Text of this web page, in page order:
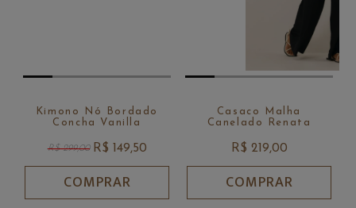
Kimono Nó Bordado
Concha Vanilla
R$ 299,00 R$ 149,50
COMPRAR
Casaco Malha
Canelado Renata
R$ 219,00
COMPRAR